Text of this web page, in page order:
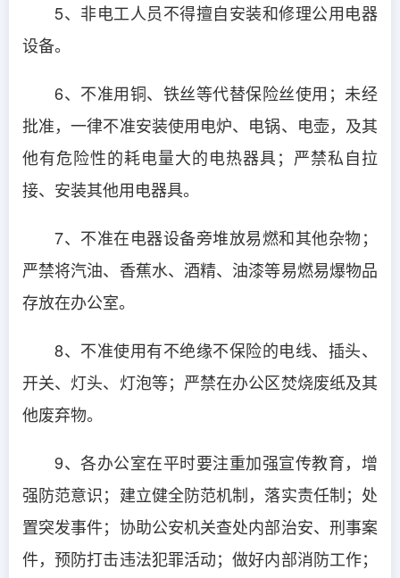
5、非电工人员不得擅自安装和修理公用电器
设备。
6、不准用铜、铁丝等代替保险丝使用；未经
批准，一律不准安装使用电炉、电锅、电壶，及其
他有危险性的耗电量大的电热器具；严禁私自拉
接、安装其他用电器具。
7、不准在电器设备旁堆放易燃和其他杂物；
严禁将汽油、香蕉水、酒精、油漆等易燃易爆物品
存放在办公室。
8、不准使用有不绝缘不保险的电线、插头、
开关、灯头、灯泡等；严禁在办公区焚烧废纸及其
他废弃物。
9、各办公室在平时要注重加强宣传教育，增
强防范意识；建立健全防范机制，落实责任制；处
置突发事件；协助公安机关查处内部治安、刑事案
件，预防打击违法犯罪活动；做好内部消防工作；